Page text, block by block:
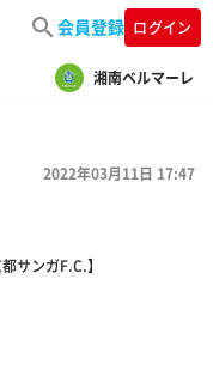
会員登録 ログイン
湘南ベルマーレ
2022年03月11日 17:47
サンガF.C.】